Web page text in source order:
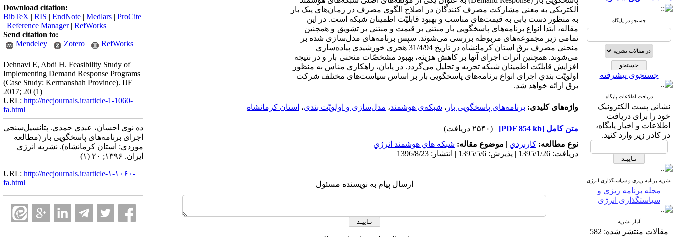
جستجو در پایگاه
جستجوی پیشرفته
دریافت اطلاعات پایگاه
نشانی پست الکترونیک
خود را برای دریافت
اطلاعات و اخبار پایگاه،
در کادر زیر وارد کنید.
نشریه برنامه ریزی و سیاستگذاری انرژی
مجله برنامه ریزی و
سیاستگذاری انرژی
آمار نشریه
مقالات منتشر شده: 582
الکتریکی به معنی مشارکت مصرف کنندگان در اصلاح الگوی مصرف در زمان‌های پیک بار
به منظور دست یابی به قیمت‌های مناسب و بهبود قابلیّت اطمینان شبکه است. در این
مقاله، ابتدا انواع برنامه‌های پاسخگویی بار مبتنی بر قیمت و مبتنی بر تشویق و همچنین
تمامی زیر مجموعه‌های مربوطه بررسی می‌شوند. سپس برنامه‌های مدل‌سازی شده بر
منحنی مصرف برق استان کرمانشاه در تاریخ 31/4/94 هجری خورشیدی پیاده‌سازی
می‌شوند. همچنین اثرات اجرای آنها بر کاهش هزینه، بهبود مشخصّات منحنی بار و در نتیجه
افزایش قابلیّت اطمینان شبکه تجزیه و تحلیل می‌گردد. در پایان، راهکاری مناس به منظور
اولویّت بندیِ اجرای انواع برنامه‌های پاسخگویی بار بر اساس سیاست‌های مختلف شرکت‌
برق ارائه خواهد شد.
واژه‌های کلیدی: برنامه‌های پاسخگویی بار ، شبکه‌ی هوشمند، مدل‌سازی و اولویّت بندی، استان کرمانشاه
متن کامل [PDF 854 kb]
(۲۵۴۰ دریافت)
نوع مطالعه: كاربردي | موضوع مقاله: شبکه هاي هوشمند انرژي
دریافت: 1395/1/26 | پذیرش: 1395/5/6 | انتشار: 1396/8/23
ارسال پیام به نویسنده مسئول
Download citation:
BibTeX | RIS | EndNote | Medlars | ProCite
| Reference Manager| RefWorks
Send citation to:
Mendeley
Zotero RefWorks
Dehnavi E, Abdi H. Feasibility Study of
Implementing Demand Response Programs
(Case Study: Kermanshah Province). IJE
2017; 20 (1)
URL: http://necjournals.ir/article-1-1060-
fa.html
ده نوی احسان، عبدی حمدی. پتانسیل‌سنجی
اجرای برنامه‌های پاسخگویی بار (مطالعه
موردی: استان کرمانشاه). نشریه انرژی
ایران. ۱۳۹۶; ۲۰ (۱)
URL: http://necjournals.ir/article-۱-۱۰۶۰-
fa.html